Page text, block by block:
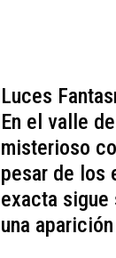
Luces
En el valle
misterioso
pesar de los
exacta
una